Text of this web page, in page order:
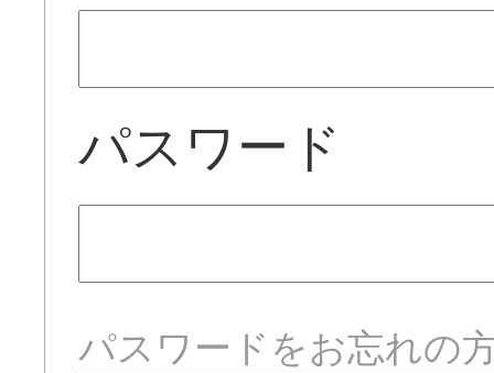
パスワード
パスワードをお忘れの